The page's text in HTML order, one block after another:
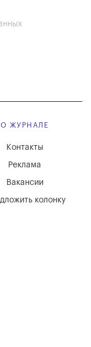
О ЖУРНАЛЕ
Вакансии
Реклама
Контакты
колонку